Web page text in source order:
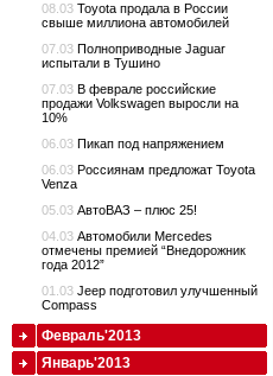
08.03 Toyota продала в России
свыше миллиона автомобилей
07.03 Полноприводные Jaguar
испытали в Тушино
07.03 В феврале российские
продажи Volkswagen выросли на
10%
06.03 Пикап под напряжением
06.03 Россиянам предложат Toyota
Venza
05.03 АвтоВАЗ – плюс 25!
04.03 Автомобили Mercedes
отмечены премией “Внедорожник
года 2012”
01.03 Jeep подготовил улучшенный
Compass
Февраль'2013
Январь'2013